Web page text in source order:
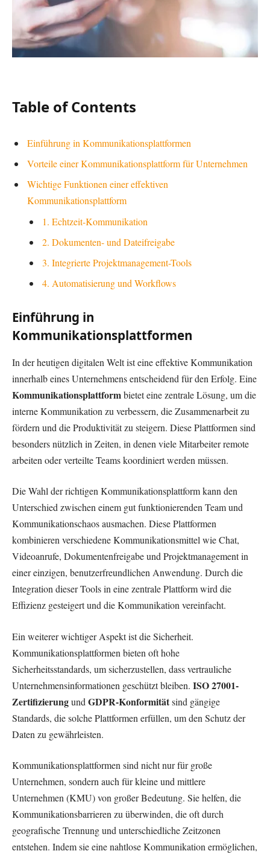
Table of Contents
Einführung in Kommunikationsplattformen
Vorteile einer Kommunikationsplattform für Unternehmen
Wichtige Funktionen einer effektiven
Kommunikationsplattform
1. Echtzeit-Kommunikation
2. Dokumenten- und Dateifreigabe
3. Integrierte Projektmanagement-Tools
4. Automatisierung und Workflows
Einführung in
Kommunikationsplattformen
In der heutigen digitalen Welt ist eine effektive Kommunikation
innerhalb eines Unternehmens entscheidend für den Erfolg. Eine
Kommunikationsplattformbietet eine zentrale Lösung, um die
interne Kommunikation zu verbessern, die Zusammenarbeit zu
fördern und die Produktivität zu steigern. Diese Plattformen sind
besonders nützlich in Zeiten, in denen viele Mitarbeiter remote
arbeiten oder verteilte Teams koordiniert werden müssen.
Die Wahl der richtigen Kommunikationsplattform kann den
Unterschied zwischen einem gut funktionierenden Team und
Kommunikationschaos ausmachen. Diese Plattformen
kombinieren verschiedene Kommunikationsmittel wie Chat,
Videoanrufe, Dokumentenfreigabe und Projektmanagement in
einer einzigen, benutzerfreundlichen Anwendung. Durch die
Integration dieser Tools in eine zentrale Plattform wird die
Effizienz gesteigert und die Kommunikation vereinfacht.
Ein weiterer wichtiger Aspekt ist die Sicherheit.
Kommunikationsplattformen bieten oft hohe
Sicherheitsstandards, um sicherzustellen, dass vertrauliche
Unternehmensinformationen geschützt bleiben. ISO 27001-
Zertifizierungund GDPR-Konformitätsind gängige
Standards, die solche Plattformen erfüllen, um den Schutz der
Daten zu gewährleisten.
Kommunikationsplattformen sind nicht nur für große
Unternehmen, sondern auch für kleine und mittlere
Unternehmen (KMU) von großer Bedeutung. Sie helfen, die
Kommunikationsbarrieren zu überwinden, die oft durch
geografische Trennung und unterschiedliche Zeitzonen
entstehen. Indem sie eine nahtlose Kommunikation ermöglichen,